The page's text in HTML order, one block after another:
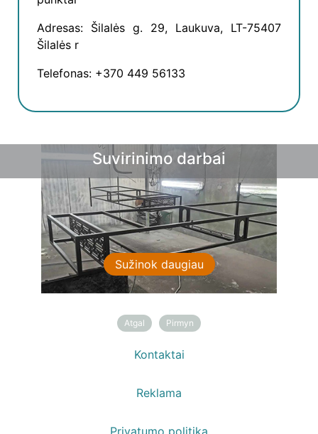
Adresas: Šilalės g. 29, Laukuva, LT-75407
Šilalės r
Telefonas: +370 449 56133
Suvirinimo darbai
Sužinok daugiau
Atgal Pirmyn
Kontaktai
Reklama